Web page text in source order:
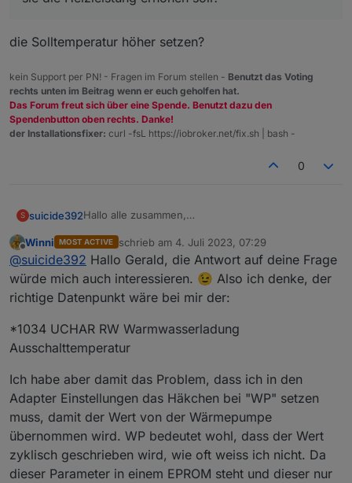
Wärmepumpe " u. " Raspberry pi 4 mit IObrocker
die Solltemperatur höher setzen?
kein Support per PN! - Fragen im Forum stellen - Benutzt das Voting
rechts unten im Beitrag wenn er euch geholfen hat.
Das Forum freut sich über eine Spende. Benutzt dazu den
Spendenbutton oben rechts. Danke!
der Installationsfixer: curl -fsL https://iobroker.net/fix.sh | bash -
0
S suicide392Hallo alle zusammen,
ALM 4-12.
Jetzt würde ich gerne mich über die Einstellungen
zwecks PV Überschuss aufheizen machen.
Meine Verbaut Hardware ist " MPPSolar 10k
Wechselrichter " u. " EASTRON SDM630 MODBUS-
Wärmepumpe " u. " Raspberry pi 4 mit IObrocker
installiert "
Die Werte von allen Geräten kann ich per Modbus
auslesen.
Aber wie sag ich jetzt der IDM das ich PV
Überschuss habe und sie die Heizleistung erhöhen
soll?
ohne mir ein Teures Smarfox oder ähnliches zu
kaufen.
LG Gerald
Offline
Winni MOST ACTIVE schrieb am 4. Juli 2023, 07:29
zuletzt editiert von
@suicide392 Hallo Gerald, die Antwort auf deine Frage
würde mich auch interessieren. 😉 Also ich denke, der
richtige Datenpunkt wäre bei mir der:
*1034 UCHAR RW Warmwasserladung
Ausschalttemperatur
Ich habe aber damit das Problem, dass ich in den
Adapter Einstellungen das Häkchen bei "WP" setzen
muss, damit der Wert von der Wärmepumpe
übernommen wird. WP bedeutet wohl, dass der Wert
zyklisch geschrieben wird, wie oft weiss ich nicht. Da
dieser Parameter in einem EPROM steht und dieser nur